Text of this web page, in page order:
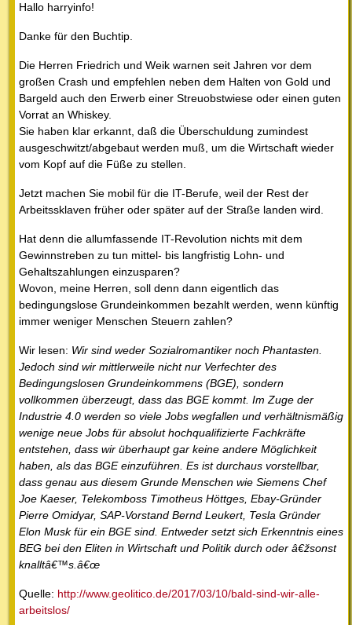
Hallo harryinfo!
Danke für den Buchtip.
Die Herren Friedrich und Weik warnen seit Jahren vor dem
großen Crash und empfehlen neben dem Halten von Gold und
Bargeld auch den Erwerb einer Streuobstwiese oder einen guten
Vorrat an Whiskey.
Sie haben klar erkannt, daß die Überschuldung zumindest
ausgeschwitzt/abgebaut werden muß, um die Wirtschaft wieder
vom Kopf auf die Füße zu stellen.
Jetzt machen Sie mobil für die IT-Berufe, weil der Rest der
Arbeitssklaven früher oder später auf der Straße landen wird.
Hat denn die allumfassende IT-Revolution nichts mit dem
Gewinnstreben zu tun mittel- bis langfristig Lohn- und
Gehaltszahlungen einzusparen?
Wovon, meine Herren, soll denn dann eigentlich das
bedingungslose Grundeinkommen bezahlt werden, wenn künftig
immer weniger Menschen Steuern zahlen?
Wir lesen: Wir sind weder Sozialromantiker noch Phantasten.
Jedoch sind wir mittlerweile nicht nur Verfechter des
Bedingungslosen Grundeinkommens (BGE), sondern
vollkommen überzeugt, dass das BGE kommt. Im Zuge der
Industrie 4.0 werden so viele Jobs wegfallen und verhältnismäßig
wenige neue Jobs für absolut hochqualifizierte Fachkräfte
entstehen, dass wir überhaupt gar keine andere Möglichkeit
haben, als das BGE einzuführen. Es ist durchaus vorstellbar,
dass genau aus diesem Grunde Menschen wie Siemens Chef
Joe Kaeser, Telekomboss Timotheus Höttges, Ebay-Gründer
Pierre Omidyar, SAP-Vorstand Bernd Leukert, Tesla Gründer
Elon Musk für ein BGE sind. Entweder setzt sich Erkenntnis eines
BEG bei den Eliten in Wirtschaft und Politik durch oder â€žsonst
knalltâ€™s.â€œ
Quelle: http://www.geolitico.de/2017/03/10/bald-sind-wir-alle-
arbeitslos/